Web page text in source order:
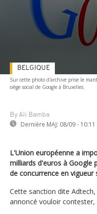
Sur cette photo d'archive prise le
siège social de Google à Bruxelles.
By Ali Bamba
Dernière MAJ: 08/09 - 10:11
BELGIQUE
L'Union européenne a
milliards d'euros à Google
de concurrence en vigueur
Cette sanction dite
annoncé vouloir